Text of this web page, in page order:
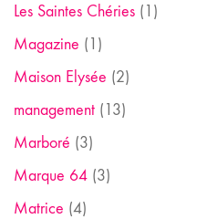
Les Saintes Chéries (1)
Magazine (1)
Maison Elysée (2)
management (13)
Marboré (3)
Marque 64 (3)
Matrice (4)